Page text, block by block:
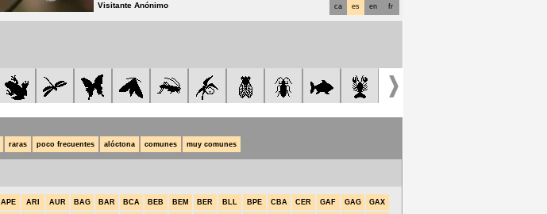
fr
en
es
ca
Visitante Anónimo
raras poco frecuentes alóctona comunes muy comunes
APE ARI AUR BAG BAR BCA BEB BEM BER BLL BPE CBA CER GAF GAG GAX